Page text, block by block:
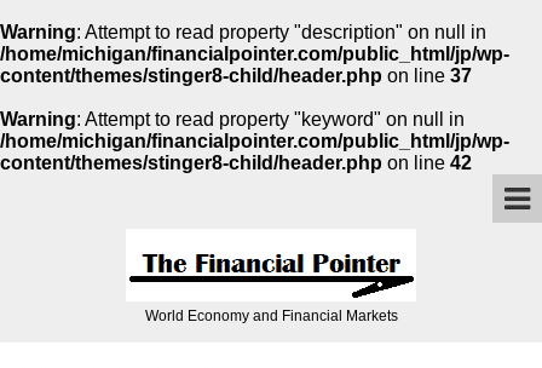
Warning: Attempt to read property "description" on null in
/home/michigan/financialpointer.com/public_html/jp/wp-
content/themes/stinger8-child/header.php on line 37
Warning: Attempt to read property "keyword" on null in
/home/michigan/financialpointer.com/public_html/jp/wp-
content/themes/stinger8-child/header.php on line 42
World Economy and Financial Markets